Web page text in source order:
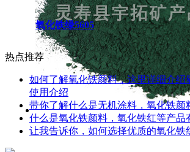
氧化铁绿5605
热点推荐
如何了解氧化铁颜料，这里详细介绍
使用介绍
带你了解什么是无机涂料，氧化铁颜
什么是氧化铁颜料，氧化铁红等产品
让我告诉你，如何选择优质的氧化铁